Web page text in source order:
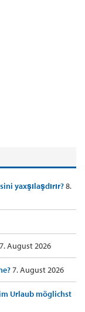
yaxşılaşdırır?8.
7. August 2026
7. August 2026
Urlaub möglichst